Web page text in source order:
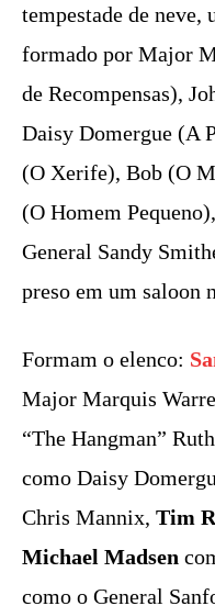
tempestade de neve,
formado por Major
de Recompensas),
Daisy Domergue (A
(O Xerife), Bob (O
(O Homem
General Sandy
preso em um saloon
Formam o elenco:
Major Marquis
“The Hangman”
como Daisy
Chris Mannix, Tim
Michael Madsen
como o General